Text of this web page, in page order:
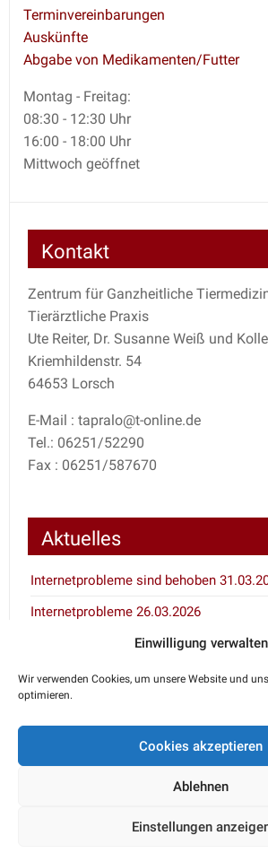
Einwilligung verwalten
Wir verwenden Cookies, um unsere Website und
optimieren.
Cookies akzeptieren
Ablehnen
Einstellungen
Terminvereinbarungen
Auskünfte
Abgabe von Medikamenten/Futter
Montag - Freitag:
08:30 - 12:30 Uhr
16:00 - 18:00 Uhr
Mittwoch geöffnet
Kontakt
Zentrum für Ganzheitliche
Tierärztliche Praxis
Ute Reiter, Dr. Susanne Weiß und
Kriemhildenstr. 54
64653 Lorsch
E-Mail : tapralo@t-online.de
Tel.: 06251/52290
Fax : 06251/587670
Aktuelles
Internetprobleme sind behoben
Internetprobleme 26.03.2026
Inventur 7.1. und 8.1.2026
Notdienstkalender
Den aktuellen Notdienst erfahren Sie
telefonischen Anrufbeantworter Ihres